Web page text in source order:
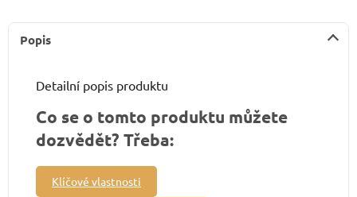
Popis
Detailní popis produktu
Co se o tomto produktu můžete
dozvědět? Třeba:
Klíčové vlastnosti